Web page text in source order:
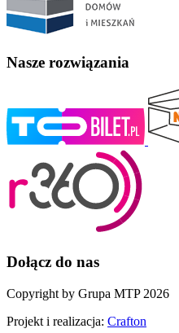
Nasze rozwiązania
Dołącz do nas
Copyright by Grupa MTP 2026
Projekt i realizacja: Crafton